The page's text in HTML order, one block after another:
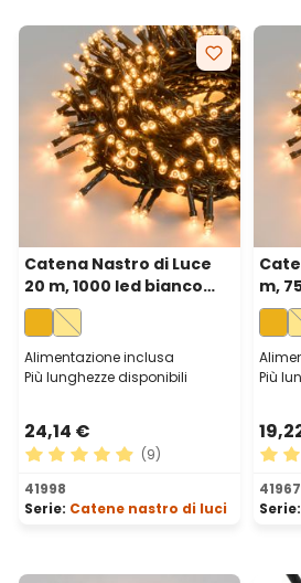
Catena Nastro di Luce
20 m, 1000 led bianco
extra caldo, cavo verde
Alimentazione inclusa
Più lunghezze disponibili
24,14 €
Valutazione media di 4.89 su 5
(9)
41998
Serie: Catene nastro di luci
m,
Più
41967
Serie: